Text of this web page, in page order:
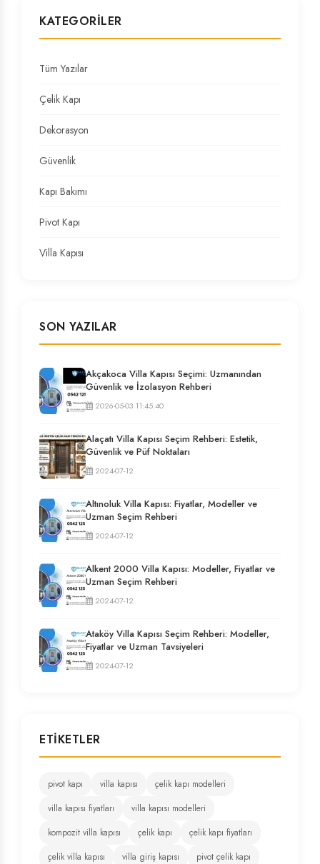
KATEGORILER
Tüm Yazılar
Çelik Kapı
Dekorasyon
Güvenlik
Kapı Bakımı
Pivot Kapı
Villa Kapısı
SON YAZILAR
Akçakoca Villa Kapısı Seçimi: Uzmanından
Güvenlik ve İzolasyon Rehberi
2026-05-03 11:45:40
Alaçatı Villa Kapısı Seçim Rehberi: Estetik,
Güvenlik ve Püf Noktaları
2024-07-12
Altınoluk Villa Kapısı: Fiyatlar, Modeller ve
Uzman Seçim Rehberi
2024-07-12
Alkent 2000 Villa Kapısı: Modeller, Fiyatlar ve
Uzman Seçim Rehberi
2024-07-12
Ataköy Villa Kapısı Seçim Rehberi: Modeller,
Fiyatlar ve Uzman Tavsiyeleri
2024-07-12
ETIKETLER
pivot kapı villa kapısı
çelik kapı modelleri
villa kapısı fiyatları
villa kapısı modelleri
kompozit villa kapısı
çelik kapı
çelik kapı fiyatları
çelik villa kapısı
villa giriş kapısı
pivot çelik kapı